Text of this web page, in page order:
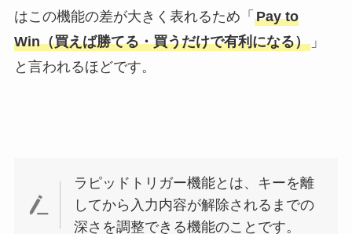
はこの機能の差が大きく表れるため「 Pay to
Win（買えば勝てる・買うだけで有利になる）」
と言われるほどです。
ラピッドトリガー機能とは、キーを離
してから入力内容が解除されるまでの
深さを調整できる機能のことです。